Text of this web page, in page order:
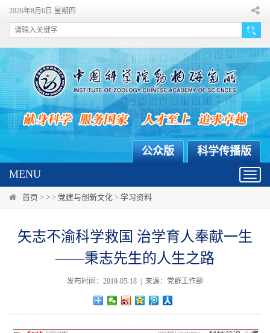
2026年8月6日 星期四
科学传播版
公众版
MENU
首页 > > > 党建与创新文化 > 学习资料
矢志不渝科学救国 治学育人奉献一生
——秉志先生的人生之路
发布时间：2019-05-18 | 来源：党群工作部